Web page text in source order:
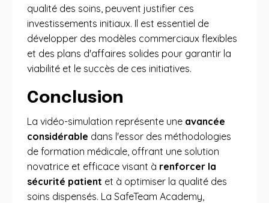
qualité des soins, peuvent justifier ces
investissements initiaux. Il est essentiel de
développer des modèles commerciaux flexibles
et des plans d'affaires solides pour garantir la
viabilité et le succès de ces initiatives.
Conclusion
La vidéo-simulation représente une avancée
considérable dans l'essor des méthodologies
de formation médicale, offrant une solution
novatrice et efficace visant à renforcer la
sécurité patient et à optimiser la qualité des
soins dispensés. La SafeTeam Academy,